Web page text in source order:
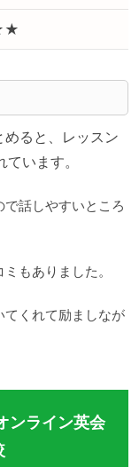
ると、
レッスン
います。
話しやすいところ
もありました。
くれて励ましなが
ンライン英会